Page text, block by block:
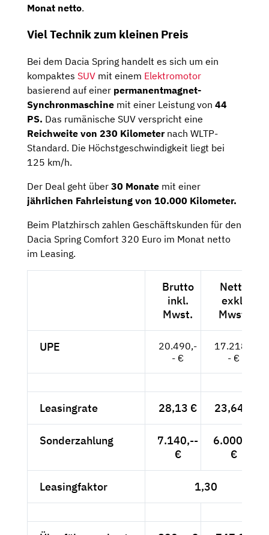
Monat netto.
Viel Technik zum kleinen Preis
Bei dem Dacia Spring handelt es sich um ein
kompaktes SUV mit einem Elektromotor
basierend auf einer permanentmagnet-
Synchronmaschine mit einer Leistung von 44
PS. Das rumänische SUV verspricht eine
Reichweite von 230 Kilometernach WLTP-
Standard. Die Höchstgeschwindigkeit liegt bei
125 km/h.
Der Deal geht über 30 Monate mit einer
jährlichen Fahrleistung von 10.000 Kilometer.
Beim Platzhirsch zahlen Geschäftskunden für den
Dacia Spring Comfort 320 Euro im Monat netto
im Leasing.
Brutto
inkl.
Mwst.
Netto
exkl.
Mwst.
UPE
20.490,-
- €
17.218,-
- €
Leasingrate 28,13 € 23,64 €
Sonderzahlung
7.140,--
€
6.000,--
€
Leasingfaktor 1,30